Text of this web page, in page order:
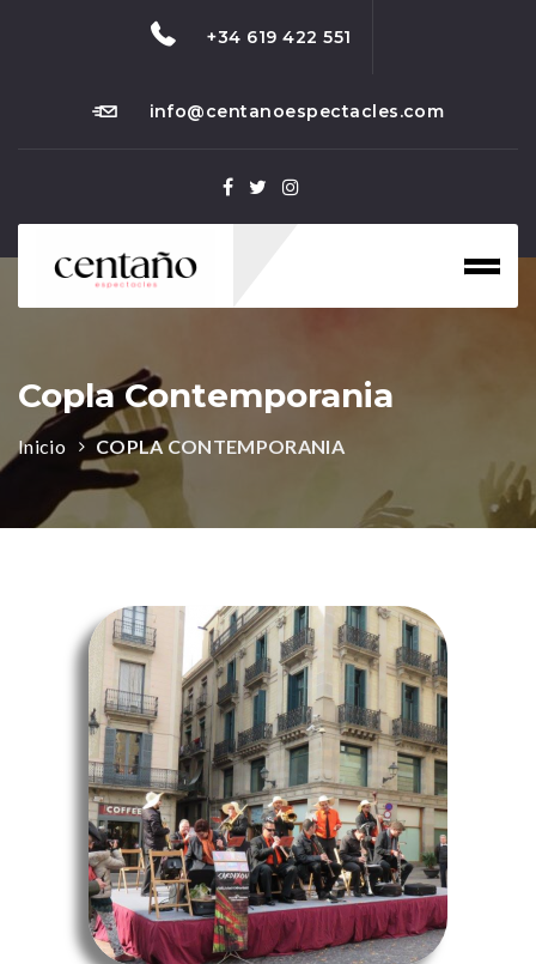
+34 619 422 551
info@centanoespectacles.com
Copla Contemporania
Inicio COPLA CONTEMPORANIA